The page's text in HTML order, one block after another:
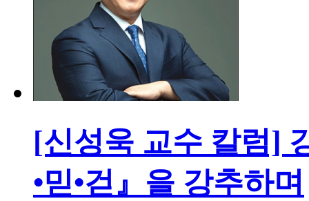
[신성욱 교수 칼럼]
•믿•걷』을 강추하며